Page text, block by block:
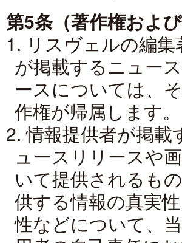
第5条（著作権およ
1. リスヴェルの編
が掲載するニュー
ースについては、
作権が帰属します。
2. 情報提供者が掲
ュースリリースや
いて提供されるも
供する情報の真実
性などについて、